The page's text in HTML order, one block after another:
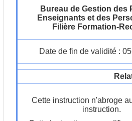
Bureau de Gestion des
Enseignants et des
Filière Formation-
Date de fin de validité :
Cette instruction n'abroge
instruction.